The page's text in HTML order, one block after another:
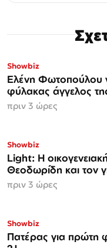
Showbiz
Ελένη Φωτοπούλου
φύλακας άγγελος
πριν 3 ώρες
Showbiz
Light: Η
Θεοδωρίδη και τον
πριν 3 ώρες
Showbiz
Πατέρας για πρώτη